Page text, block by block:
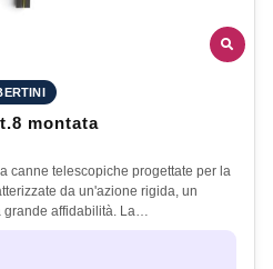
montata
canne telescopiche progettate per la
da un'azione rigida, un
grande affidabilità. La…